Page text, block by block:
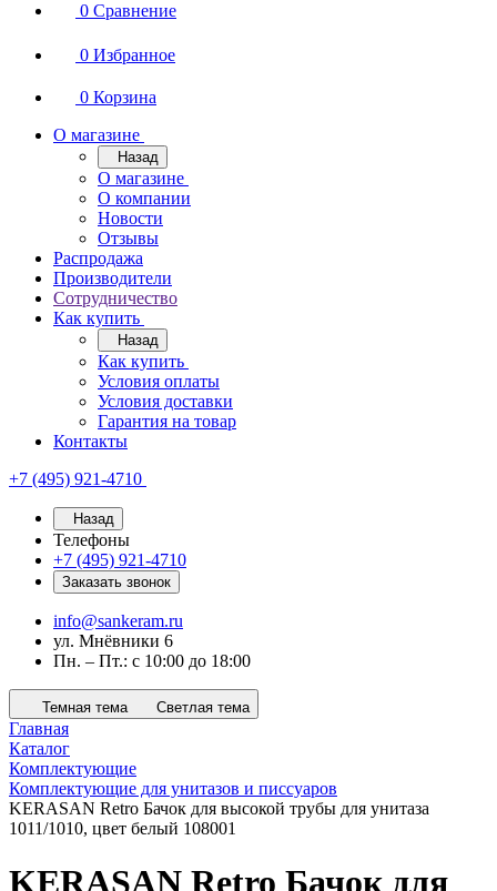
0 Сравнение
0 Избранное
0 Корзина
О магазине
Назад
О магазине
О компании
Новости
Отзывы
Распродажа
Производители
Сотрудничество
Как купить
Назад
Как купить
Условия оплаты
Условия доставки
Гарантия на товар
Контакты
+7 (495) 921-4710
Назад
Телефоны
+7 (495) 921-4710
Заказать звонок
info@sankeram.ru
ул. Мнёвники 6
Пн. – Пт.: с 10:00 до 18:00
Темная тема Светлая тема
Главная
Каталог
Комплектующие
Комплектующие для унитазов и писсуаров
KERASAN Retro Бачок для высокой трубы для унитаза
1011/1010, цвет белый 108001
KERASAN Retro Бачок для